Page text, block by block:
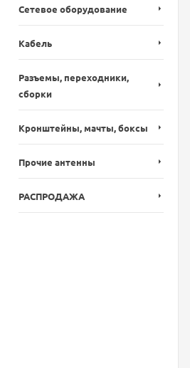
Сетевое оборудование
Кабель
Разъемы, переходники,
сборки
Кронштейны, мачты, боксы
Прочие антенны
РАСПРОДАЖА